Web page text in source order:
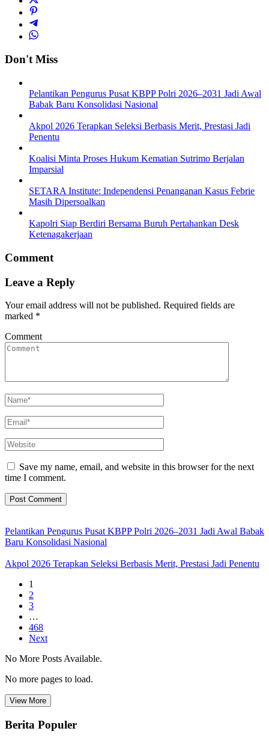
Don't Miss
Pelantikan Pengurus Pusat KBPP Polri 2026–2031 Jadi Awal
Babak Baru Konsolidasi Nasional
Akpol 2026 Terapkan Seleksi Berbasis Merit, Prestasi Jadi
Penentu
Koalisi Minta Proses Hukum Kematian Sutrimo Berjalan
Imparsial
SETARA Institute: Independensi Penanganan Kasus Febrie
Masih Dipersoalkan
Kapolri Siap Berdiri Bersama Buruh Pertahankan Desk
Ketenagakerjaan
Comment
Leave a Reply
Your email address will not be published. Required fields are
marked *
Comment
Save my name, email, and website in this browser for the next
time I comment.
Pelantikan Pengurus Pusat KBPP Polri 2026–2031 Jadi Awal Babak
Baru Konsolidasi Nasional
Akpol 2026 Terapkan Seleksi Berbasis Merit, Prestasi Jadi Penentu
1
2
3
…
468
Next
No More Posts Available.
No more pages to load.
View More
Berita Populer